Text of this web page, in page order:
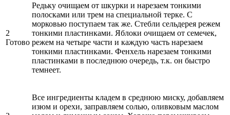
2
Готово
Редьку очищаем от шкурки и нарезаем тонкими
полосками или трем на специальной терке. С
морковью поступаем так же. Стебли сельдерея режем
тонкими пластинками. Яблоки очищаем от семечек,
режем на четыре части и каждую часть нарезаем
тонкими пластинками. Фенхель нарезаем тонкими
пластинками в последнюю очередь, т.к. он быстро
темнеет.
Все ингредиенты кладем в среднюю миску, добавляем
изюм и орехи, заправляем солью, оливковым маслом